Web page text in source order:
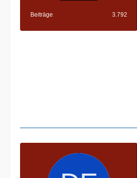
Beiträge 3.792